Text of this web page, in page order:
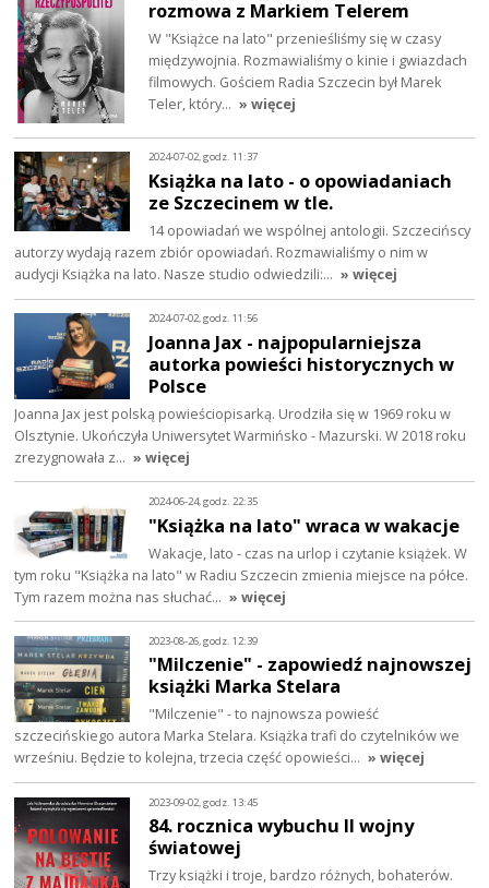
rozmowa z Markiem Telerem
W "Książce na lato" przenieśliśmy się w czasy
międzywojnia. Rozmawialiśmy o kinie i gwiazdach
filmowych. Gościem Radia Szczecin był Marek
Teler, który… » więcej
2024-07-02, godz. 11:37
Książka na lato - o opowiadaniach
ze Szczecinem w tle.
14 opowiadań we wspólnej antologii. Szczecińscy
autorzy wydają razem zbiór opowiadań. Rozmawialiśmy o nim w
audycji Książka na lato. Nasze studio odwiedzili:… » więcej
2024-07-02, godz. 11:56
Joanna Jax - najpopularniejsza
autorka powieści historycznych w
Polsce
Joanna Jax jest polską powieściopisarką. Urodziła się w 1969 roku w
Olsztynie. Ukończyła Uniwersytet Warmińsko - Mazurski. W 2018 roku
zrezygnowała z… » więcej
2024-06-24, godz. 22:35
"Książka na lato" wraca w wakacje
Wakacje, lato - czas na urlop i czytanie książek. W
tym roku "Książka na lato" w Radiu Szczecin zmienia miejsce na półce.
Tym razem można nas słuchać… » więcej
2023-08-26, godz. 12:39
"Milczenie" - zapowiedź najnowszej
książki Marka Stelara
"Milczenie" - to najnowsza powieść
szczecińskiego autora Marka Stelara. Książka trafi do czytelników we
wrześniu. Będzie to kolejna, trzecia część opowieści… » więcej
2023-09-02, godz. 13:45
84. rocznica wybuchu II wojny
światowej
Trzy książki i troje, bardzo różnych, bohaterów.